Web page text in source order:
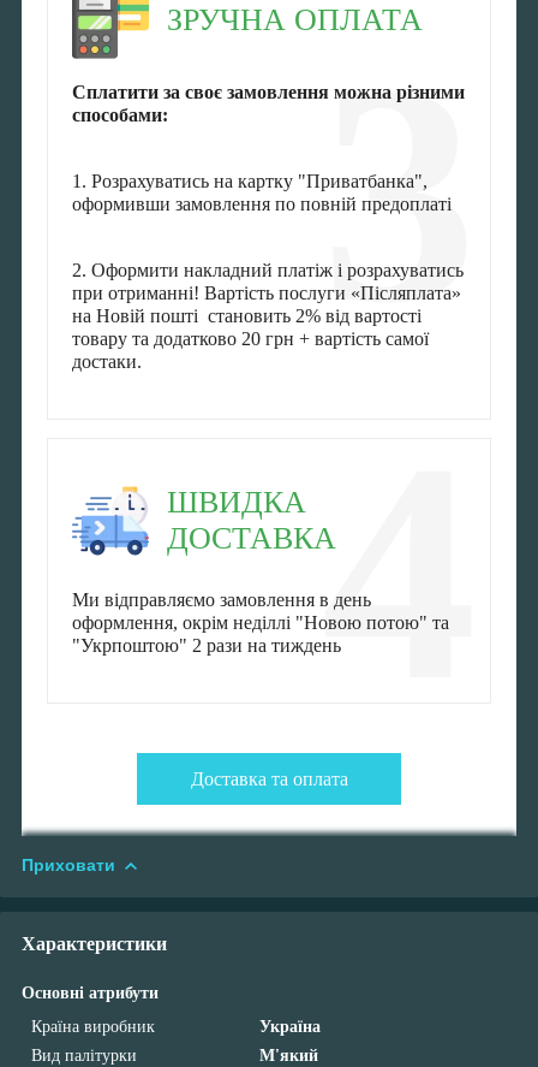
3
ЗРУЧНА ОПЛАТА
Сплатити за своє замовлення можна різними
способами:
1. Розрахуватись на картку "Приватбанка",
оформивши замовлення по повній предоплаті
2. Оформити накладний платіж і розрахуватись
при отриманні! Вартість послуги «Післяплата»
на Новій пошті становить 2% від вартості
товару та додатково 20 грн + вартість самої
достаки.
4
ШВИДКА
ДОСТАВКА
Ми відправляємо замовлення в день
оформлення, окрім неділлі "Новою потою" та
"Укрпоштою" 2 рази на тиждень
Доставка та оплата
Приховати
Характеристики
Основні атрибути
Країна виробник
Україна
Вид палітурки
М'який